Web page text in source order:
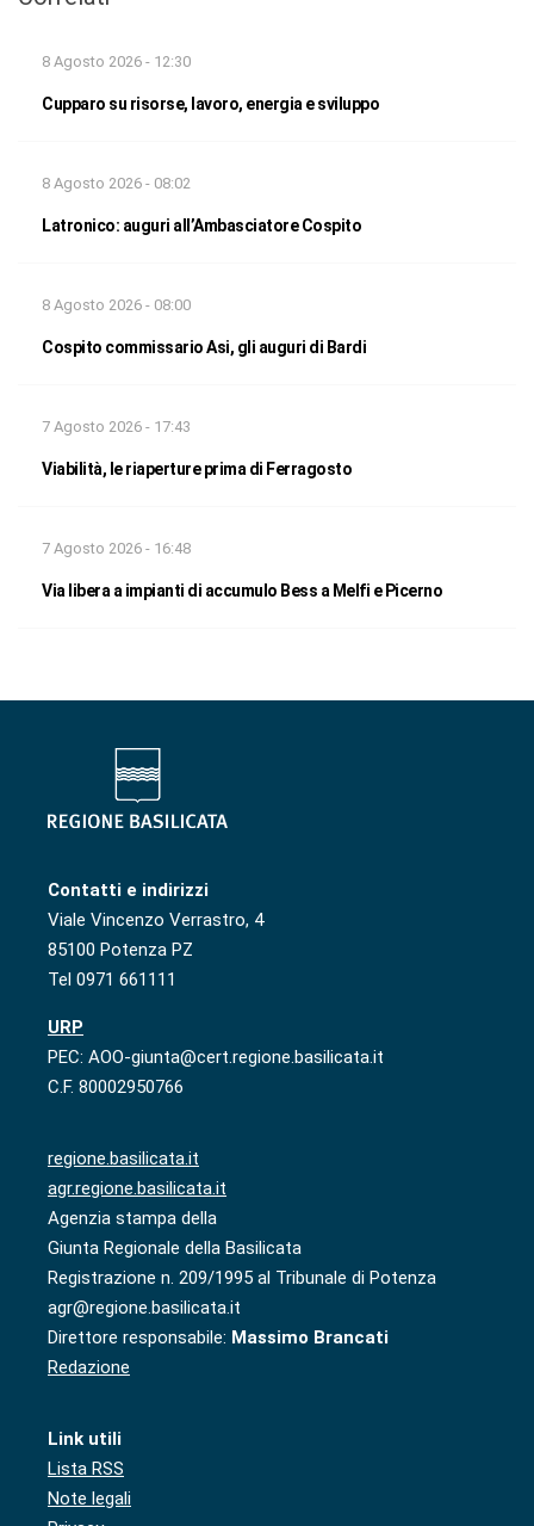
8 Agosto 2026 - 12:30
Cupparo su risorse, lavoro, energia e sviluppo
8 Agosto 2026 - 08:02
Latronico: auguri all’Ambasciatore Cospito
8 Agosto 2026 - 08:00
Cospito commissario Asi, gli auguri di Bardi
7 Agosto 2026 - 17:43
Viabilità, le riaperture prima di Ferragosto
7 Agosto 2026 - 16:48
Via libera a impianti di accumulo Bess a Melfi e Picerno
Contatti e indirizzi
Viale Vincenzo Verrastro, 4
85100 Potenza PZ
Tel 0971 661111
URP
PEC: AOO-giunta@cert.regione.basilicata.it
C.F. 80002950766
regione.basilicata.it
agr.regione.basilicata.it
Agenzia stampa della
Giunta Regionale della Basilicata
Registrazione n. 209/1995 al Tribunale di Potenza
agr@regione.basilicata.it
Direttore responsabile: Massimo Brancati
Redazione
Link utili
Lista RSS
Note legali